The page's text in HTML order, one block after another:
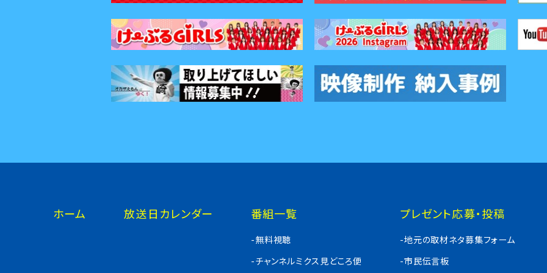
ホーム 放送日カレンダー 番組一覧
-無料視聴
-チャンネルミクス見どころ便
プレゼント応募・投稿
-地元の取材ネタ募集フォーム
-市民伝言板